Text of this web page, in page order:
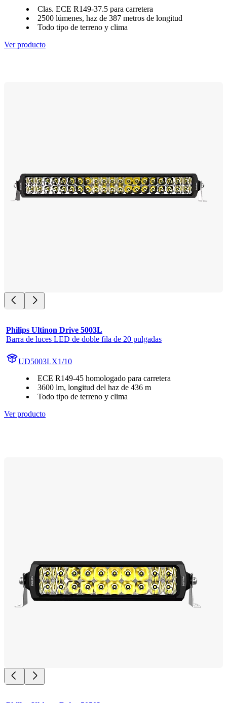
Clas. ECE R149-37.5 para carretera
2500 lúmenes, haz de 387 metros de longitud
Todo tipo de terreno y clima
Ver producto
Philips Ultinon Drive 5003L
Barra de luces LED de doble fila de 20 pulgadas
UD5003LX1/10
ECE R149-45 homologado para carretera
3600 lm, longitud del haz de 436 m
Todo tipo de terreno y clima
Ver producto